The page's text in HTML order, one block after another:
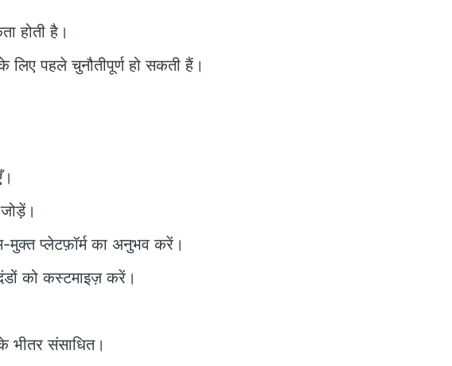
होती है।
पहले चुनौतीपूर्ण हो सकती हैं।
प्लेटफ़ॉर्म का अनुभव करें।
को कस्टमाइज़ करें।
संसाधित।